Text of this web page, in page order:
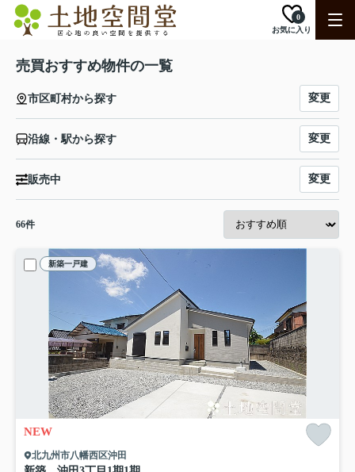
お気に入り
0
売買おすすめ物件の一覧
市区町村から探す 変更
沿線・駅から探す 変更
販売中 変更
66件
新築一戸建
NEW
北九州市八幡西区沖田